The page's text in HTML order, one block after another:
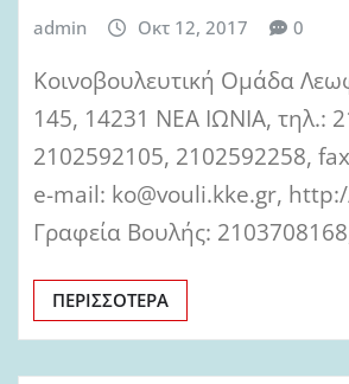
admin Οκτ 12, 2017 0
Κοινοβουλευτική Ομάδα
145, 14231 ΝΕΑ ΙΩΝΙΑ, τηλ.:
2102592105, 2102592258,
e-mail: ko@vouli.kke.gr,
Γραφεία Βουλής:
ΠΕΡΙΣΣΌΤΕΡΑ